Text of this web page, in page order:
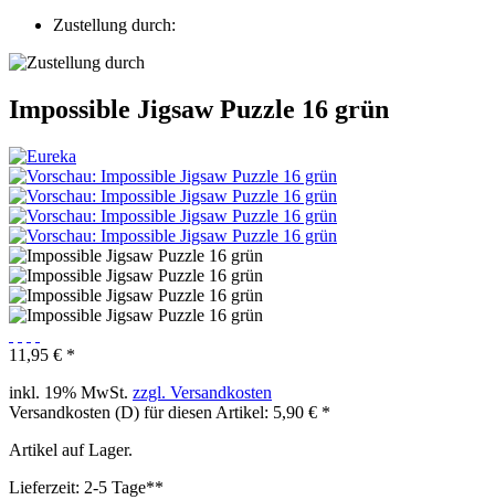
Zustellung durch:
Impossible Jigsaw Puzzle 16 grün
11,95 € *
inkl. 19% MwSt. zzgl. Versandkosten
Versandkosten (D) für diesen Artikel: 5,90 € *
Artikel auf Lager.
Lieferzeit: 2-5 Tage**